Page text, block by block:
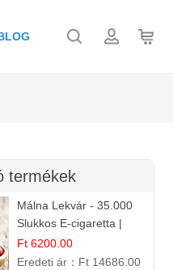
termékek
Málna Lekvár - 35.000
Slukkos E-cigaretta |
IBVape Bar Édes
Gyümölcs Íz
Ft 6200.00
Eredeti ár： Ft 14686.00